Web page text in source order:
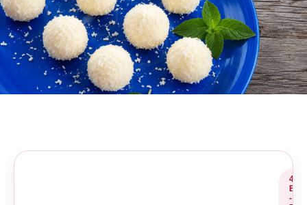
4
E
-